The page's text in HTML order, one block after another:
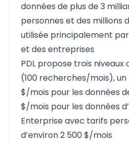
données de plus de 3
personnes et des millions
utilisée principalement
et des entreprises
PDL propose trois
(100 recherches/mois),
$/mois pour les données
$/mois pour les données
Enterprise avec tarifs
d’environ 2 500 $/mois